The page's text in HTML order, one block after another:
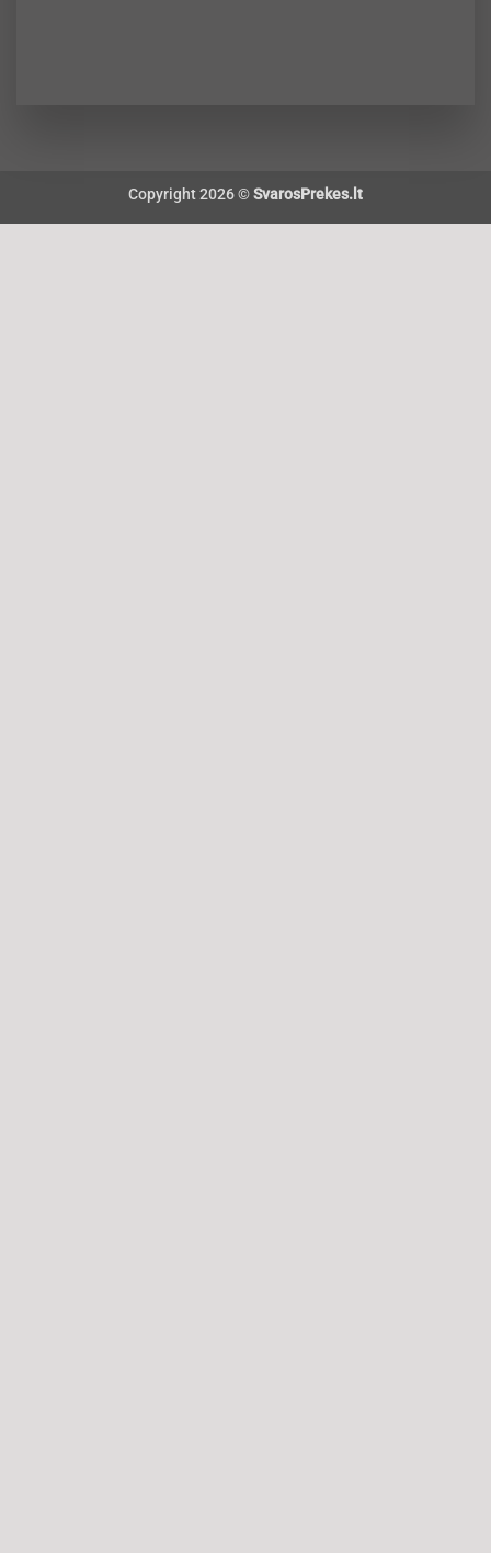
Copyright 2026 ©SvarosPrekes.lt